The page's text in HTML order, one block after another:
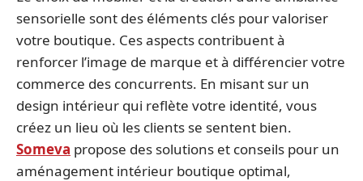
sensorielle sont des éléments clés pour valoriser
votre boutique. Ces aspects contribuent à
renforcer l’image de marque et à différencier votre
commerce des concurrents. En misant sur un
design intérieur qui reflète votre identité, vous
créez un lieu où les clients se sentent bien.
Someva propose des solutions et conseils pour un
aménagement intérieur boutique optimal,